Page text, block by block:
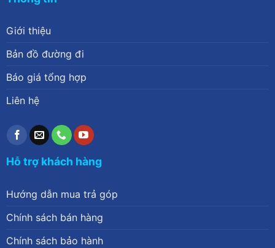
Giới thiệu
Bản đồ đường đi
Báo giá tổng hợp
Liên hệ
Hỗ trợ khách hàng
Hướng dẫn mua trả góp
Chính sách bán hàng
Chính sách bảo hành